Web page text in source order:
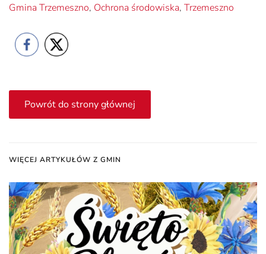
Gmina Trzemeszno, Ochrona środowiska, Trzemeszno
Powrót do strony głównej
WIĘCEJ ARTYKUŁÓW Z GMIN